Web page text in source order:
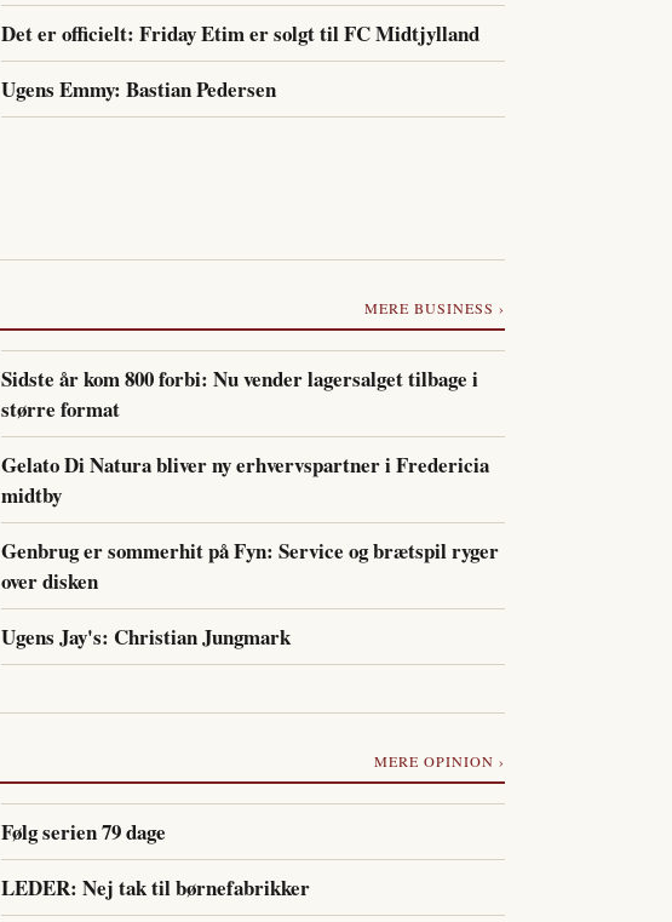
Det er officielt: Friday Etim er solgt til FC Midtjylland
Ugens Emmy: Bastian Pedersen
MERE BUSINESS ›
Sidste år kom 800 forbi: Nu vender lagersalget tilbage i
større format
Gelato Di Natura bliver ny erhvervspartner i Fredericia
midtby
Genbrug er sommerhit på Fyn: Service og brætspil ryger
over disken
Ugens Jay's: Christian Jungmark
MERE OPINION ›
Følg serien 79 dage
LEDER: Nej tak til børnefabrikker